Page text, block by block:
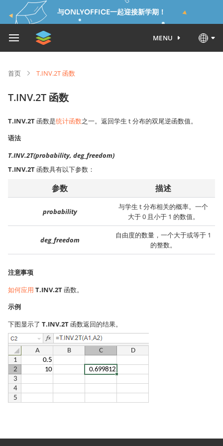
与ONLYOFFICE一起迎接新学期！
MENU
首页 T.INV.2T 函数
T.INV.2T 函数
T.INV.2T函数是统计函数之一。返回学生 t 分布的双尾逆函数值。
语法
T.INV.2T(probability, deg_freedom)
T.INV.2T函数具有以下参数：
参数 描述
probability
与学生 t 分布相关的概率。一个
大于 0 且小于 1 的数值。
deg_freedom
自由度的数量，一个大于或等于 1
的整数。
注意事项
如何应用 T.INV.2T函数。
示例
下图显示了 T.INV.2T函数返回的结果。